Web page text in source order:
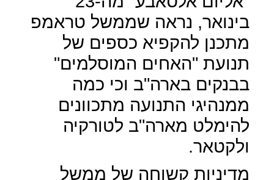
בינואר, נראה שממשל טראמפ
מתכנן להקפיא כספים של
תנועת "האחים המוסלמים"
בבנקים בארה"ב וכי כמה
ממנהיגי התנועה מתכוונים
להימלט מארה"ב לטורקיה
ולקטאר.
מדיניות קשוחה של ממשל